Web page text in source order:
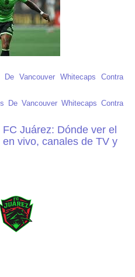
De Vancouver Whitecaps Contra
De Vancouver Whitecaps Contra
Juárez: Dónde ver el
vivo, canales de TV y